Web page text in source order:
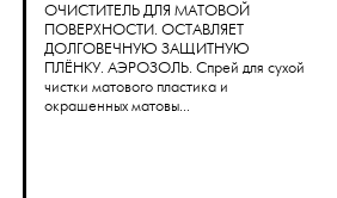
ОЧИСТИТЕЛЬ ДЛЯ МАТОВОЙ
ПОВЕРХНОСТИ. ОСТАВЛЯЕТ
ДОЛГОВЕЧНУЮ ЗАЩИТНУЮ
ПЛЁНКУ. АЭРОЗОЛЬ. Спрей для сухой
чистки матового пластика и
окрашенных матовы...